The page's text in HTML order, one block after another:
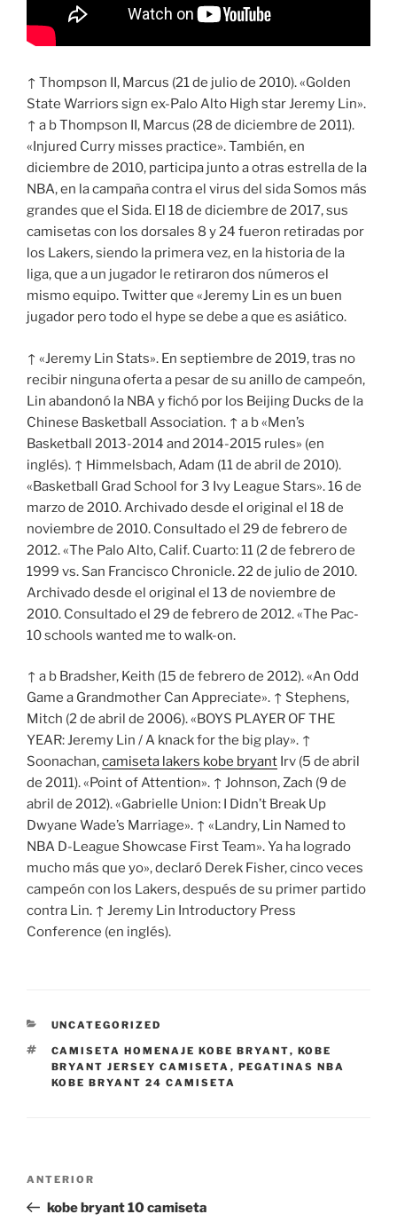
↑ Thompson II, Marcus (21 de julio de 2010). «Golden
State Warriors sign ex-Palo Alto High star Jeremy Lin».
↑ a b Thompson II, Marcus (28 de diciembre de 2011).
«Injured Curry misses practice». También, en
diciembre de 2010, participa junto a otras estrella de la
NBA, en la campaña contra el virus del sida Somos más
grandes que el Sida. El 18 de diciembre de 2017, sus
camisetas con los dorsales 8 y 24 fueron retiradas por
los Lakers, siendo la primera vez, en la historia de la
liga, que a un jugador le retiraron dos números el
mismo equipo. Twitter que «Jeremy Lin es un buen
jugador pero todo el hype se debe a que es asiático.
↑ «Jeremy Lin Stats». En septiembre de 2019, tras no
recibir ninguna oferta a pesar de su anillo de campeón,
Lin abandonó la NBA y fichó por los Beijing Ducks de la
Chinese Basketball Association. ↑ a b «Men’s
Basketball 2013-2014 and 2014-2015 rules» (en
inglés). ↑ Himmelsbach, Adam (11 de abril de 2010).
«Basketball Grad School for 3 Ivy League Stars». 16 de
marzo de 2010. Archivado desde el original el 18 de
noviembre de 2010. Consultado el 29 de febrero de
2012. «The Palo Alto, Calif. Cuarto: 11 (2 de febrero de
1999 vs. San Francisco Chronicle. 22 de julio de 2010.
Archivado desde el original el 13 de noviembre de
2010. Consultado el 29 de febrero de 2012. «The Pac-
10 schools wanted me to walk-on.
↑ a b Bradsher, Keith (15 de febrero de 2012). «An Odd
Game a Grandmother Can Appreciate». ↑ Stephens,
Mitch (2 de abril de 2006). «BOYS PLAYER OF THE
YEAR: Jeremy Lin / A knack for the big play». ↑
Soonachan,camiseta lakers kobe bryant Irv (5 de abril
de 2011). «Point of Attention». ↑ Johnson, Zach (9 de
abril de 2012). «Gabrielle Union: I Didn’t Break Up
Dwyane Wade’s Marriage». ↑ «Landry, Lin Named to
NBA D-League Showcase First Team». Ya ha logrado
mucho más que yo», declaró Derek Fisher, cinco veces
campeón con los Lakers, después de su primer partido
contra Lin. ↑ Jeremy Lin Introductory Press
Conference (en inglés).
CATEGORÍAS
UNCATEGORIZED
ETIQUETAS
CAMISETA HOMENAJE KOBE BRYANT, KOBE
BRYANT JERSEY CAMISETA , PEGATINAS NBA
KOBE BRYANT 24 CAMISETA
Entrada
anterior:
ANTERIOR
kobe bryant 10 camiseta